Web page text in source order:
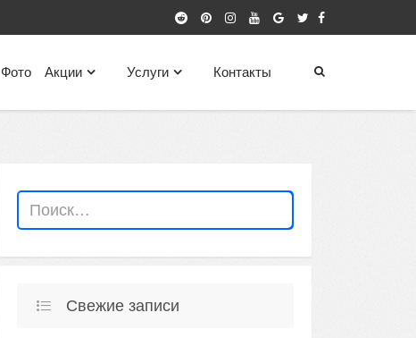
Контакты
Услуги
Акции
Фото
Свежие записи